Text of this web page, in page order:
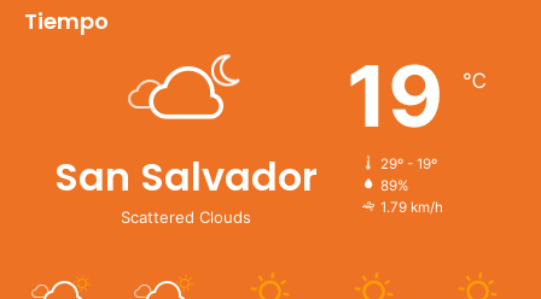
Tiempo
San Salvador
Scattered Clouds
19 ℃
29º - 19º
89%
1.79 km/h